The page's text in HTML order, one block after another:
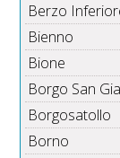
Berzo
Bienno
Bione
Borgo San
Borgosatollo
Borno